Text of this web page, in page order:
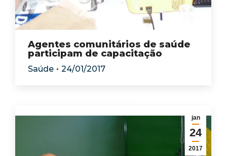
Agentes comunitários de saúde
participam de capacitação
Saúde 24/01/2017
jan
24
2017